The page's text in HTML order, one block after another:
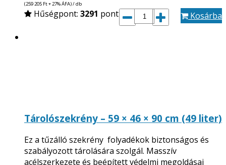
(259 205 Ft+ 27% ÁFA) / db
Hűségpont: 3291 pont Kosárba
Tárolószekrény – 59 × 46 × 90 cm (49 liter)
Ez a tűzálló szekrény folyadékok biztonságos és
szabályozott tárolására szolgál. Masszív
acélszerkezete és beépített védelmi megoldásai